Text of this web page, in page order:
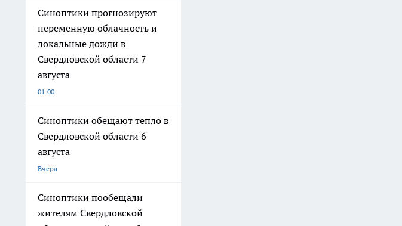
Синоптики прогнозируют
переменную облачность и
локальные дожди в
Свердловской области 7
августа
01:00
Синоптики обещают тепло в
Свердловской области 6
августа
Вчера
Синоптики пообещали
жителям Свердловской